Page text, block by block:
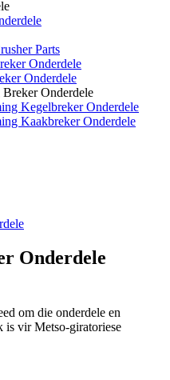
Parts
Onderdele
Onderdele
Onderdele
Kegelbreker Onderdele
Kaakbreker Onderdele
Onderdele
om die onderdele en
is vir Metso-giratoriese